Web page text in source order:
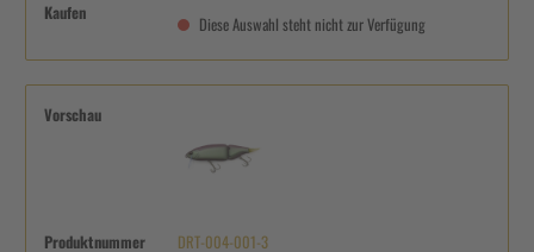
Kaufen
Diese Auswahl steht nicht zur Verfügung
Vorschau
Produktnummer DRT-004-001-3